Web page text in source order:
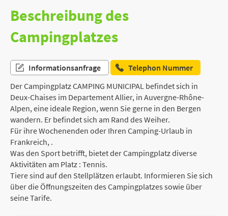
Beschreibung des
Campingplatzes
Informationsanfrage
Telephon Nummer
Der Campingplatz CAMPING MUNICIPAL befindet sich in
Deux-Chaises im Departement Allier, in Auvergne-Rhône-
Alpen, eine ideale Region, wenn Sie gerne in den Bergen
wandern. Er befindet sich am Rand des Weiher.
Für ihre Wochenenden oder Ihren Camping-Urlaub in
Frankreich, .
Was den Sport betrifft, bietet der Campingplatz diverse
Aktivitäten am Platz : Tennis.
Tiere sind auf den Stellplätzen erlaubt. Informieren Sie sich
über die Öffnungszeiten des Campingplatzes sowie über
seine Tarife.